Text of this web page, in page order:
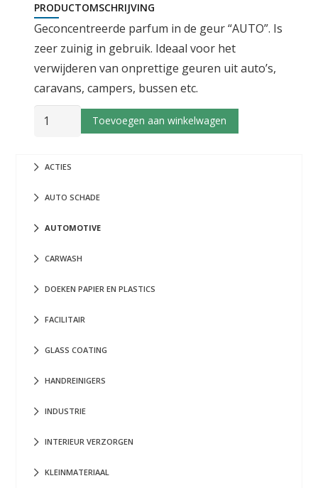
ACTIES
AUTO SCHADE
AUTOMOTIVE
CARWASH
DOEKEN PAPIER EN PLASTICS
FACILITAIR
GLASS COATING
HANDREINIGERS
INDUSTRIE
INTERIEUR VERZORGEN
KLEINMATERIAAL
PRODUCTOMSCHRIJVING
Geconcentreerde parfum in de geur “AUTO”. Is
zeer zuinig in gebruik. Ideaal voor het
verwijderen van onprettige geuren uit auto’s,
caravans, campers, bussen etc.
PARFUM
ml
aantal
Toevoegen aan winkelwagen